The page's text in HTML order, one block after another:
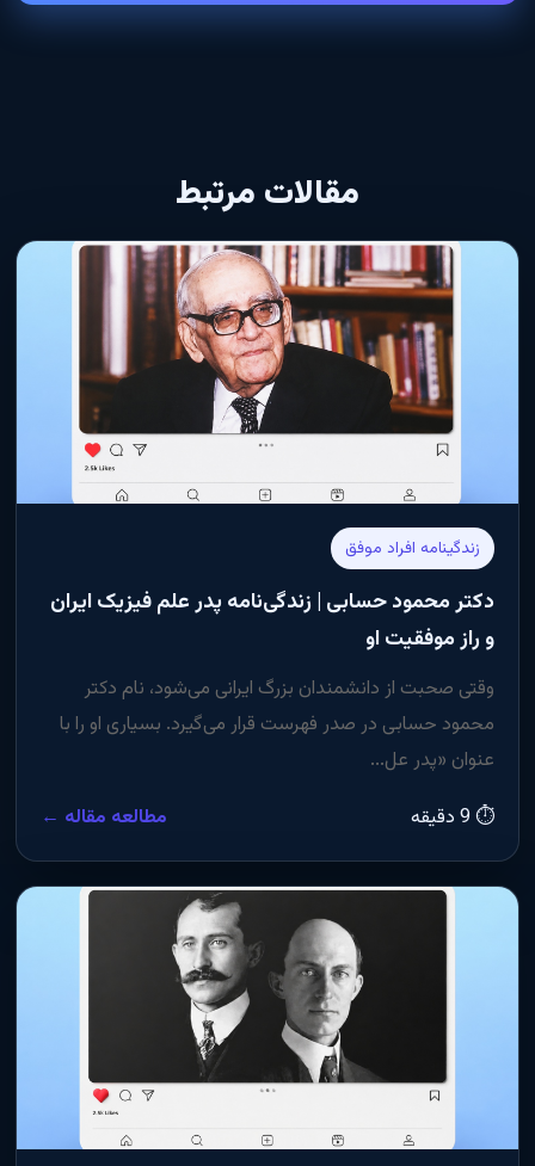
مقالات مرتبط
زندگینامه افراد موفق
دکتر محمود حسابی | زندگی‌نامه پدر علم فیزیک ایران
و راز موفقیت او
وقتی صحبت از دانشمندان بزرگ ایرانی می‌شود، نام دکتر
محمود حسابی در صدر فهرست قرار می‌گیرد. بسیاری او را با
عنوان «پدر عل...
⏱ 9 دقیقه
مطالعه مقاله ←